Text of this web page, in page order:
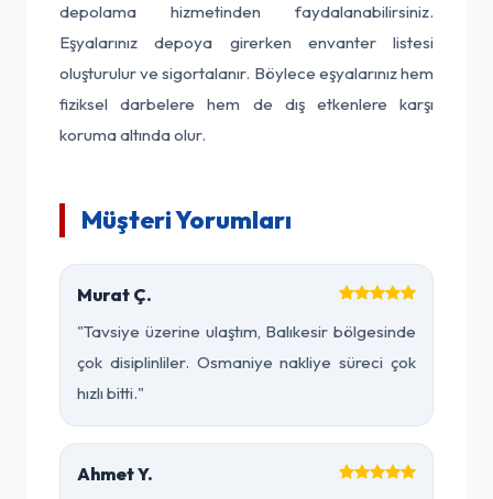
depolama hizmetinden faydalanabilirsiniz.
Eşyalarınız depoya girerken envanter listesi
oluşturulur ve sigortalanır. Böylece eşyalarınız hem
fiziksel darbelere hem de dış etkenlere karşı
koruma altında olur.
Müşteri Yorumları
Murat Ç.
"Tavsiye üzerine ulaştım, Balıkesir bölgesinde
çok disiplinliler. Osmaniye nakliye süreci çok
hızlı bitti."
Ahmet Y.